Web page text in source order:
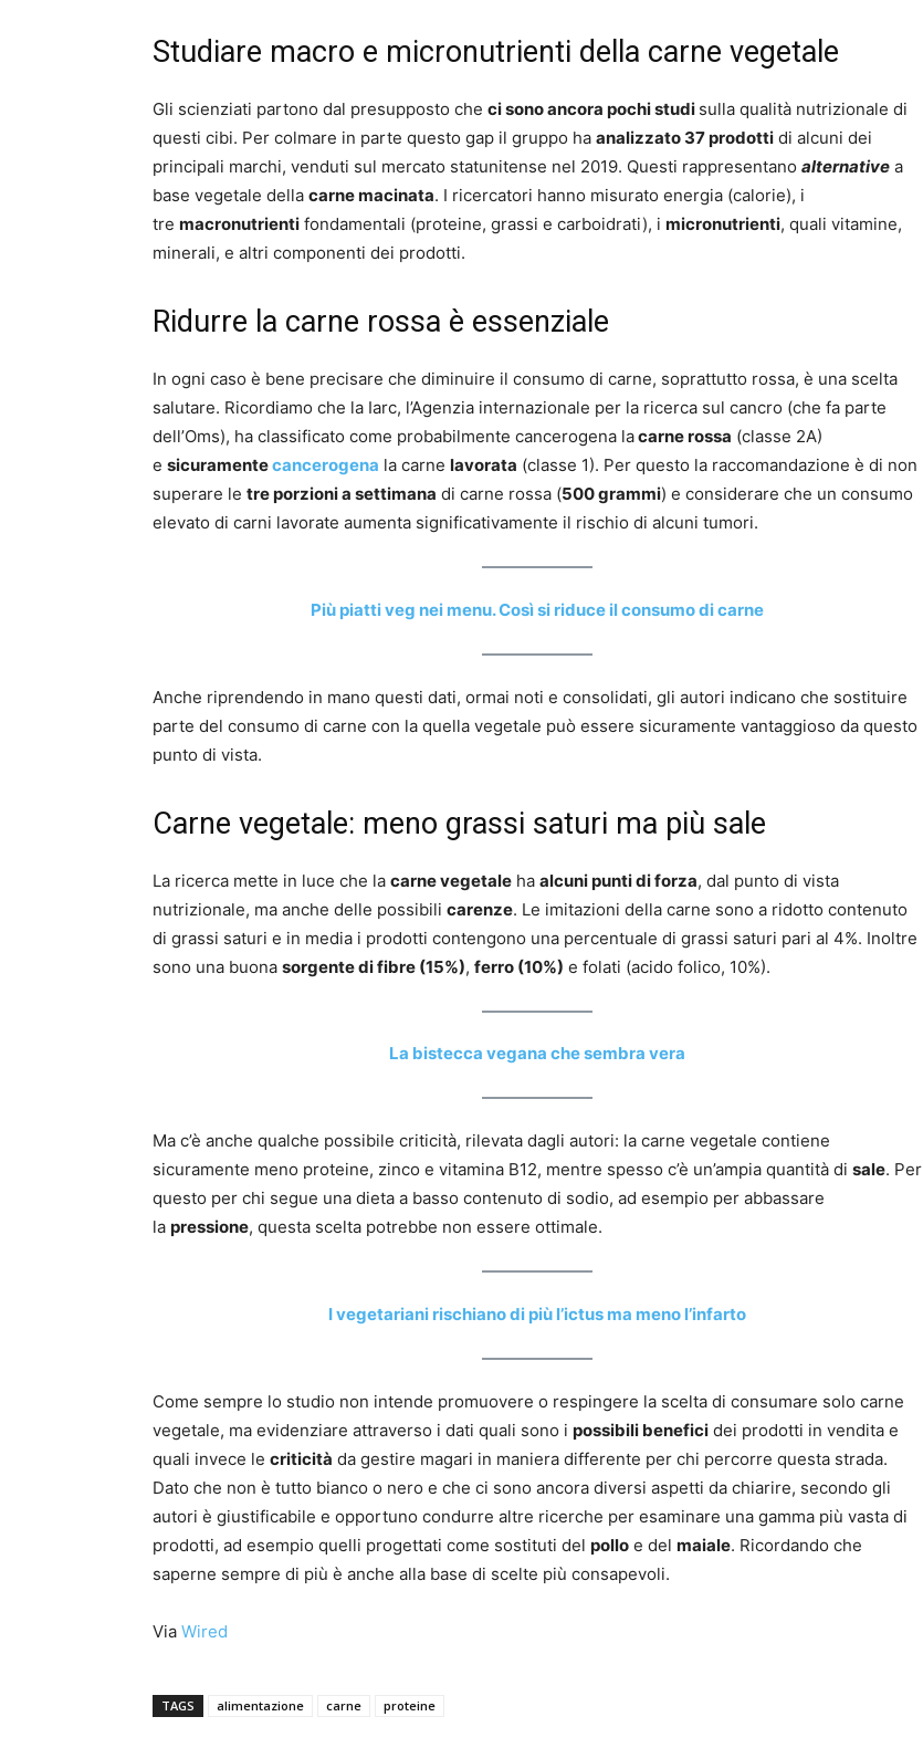
Studiare macro e micronutrienti della carne vegetale
Gli scienziati partono dal presupposto che ci sono ancora pochi studi sulla qualità nutrizionale di
questi cibi. Per colmare in parte questo gap il gruppo ha analizzato 37 prodotti di alcuni dei
principali marchi, venduti sul mercato statunitense nel 2019. Questi rappresentano alternative a
base vegetale della carne macinata. I ricercatori hanno misurato energia (calorie), i
tre macronutrienti fondamentali (proteine, grassi e carboidrati), i micronutrienti, quali vitamine,
minerali, e altri componenti dei prodotti.
Ridurre la carne rossa è essenziale
In ogni caso è bene precisare che diminuire il consumo di carne, soprattutto rossa, è una scelta
salutare. Ricordiamo che la Iarc, l’Agenzia internazionale per la ricerca sul cancro (che fa parte
dell’Oms), ha classificato come probabilmente cancerogena lacarne rossa (classe 2A)
e sicuramentecancerogena la carne lavorata (classe 1). Per questo la raccomandazione è di non
superare le tre porzioni a settimana di carne rossa (500 grammi) e considerare che un consumo
elevato di carni lavorate aumenta significativamente il rischio di alcuni tumori.
Più piatti veg nei menu. Così si riduce il consumo di carne
Anche riprendendo in mano questi dati, ormai noti e consolidati, gli autori indicano che sostituire
parte del consumo di carne con la quella vegetale può essere sicuramente vantaggioso da questo
punto di vista.
Carne vegetale: meno grassi saturi ma più sale
La ricerca mette in luce che la carne vegetale ha alcuni punti di forza, dal punto di vista
nutrizionale, ma anche delle possibili carenze. Le imitazioni della carne sono a ridotto contenuto
di grassi saturi e in media i prodotti contengono una percentuale di grassi saturi pari al 4%. Inoltre
sono una buona sorgente di fibre (15%), ferro (10%) e folati (acido folico, 10%).
La bistecca vegana che sembra vera
Ma c’è anche qualche possibile criticità, rilevata dagli autori: la carne vegetale contiene
sicuramente meno proteine, zinco e vitamina B12, mentre spesso c’è un’ampia quantità di sale. Per
questo per chi segue una dieta a basso contenuto di sodio, ad esempio per abbassare
la pressione, questa scelta potrebbe non essere ottimale.
I vegetariani rischiano di più l’ictus ma meno l’infarto
Come sempre lo studio non intende promuovere o respingere la scelta di consumare solo carne
vegetale, ma evidenziare attraverso i dati quali sono i possibili benefici dei prodotti in vendita e
quali invece le criticità da gestire magari in maniera differente per chi percorre questa strada.
Dato che non è tutto bianco o nero e che ci sono ancora diversi aspetti da chiarire, secondo gli
autori è giustificabile e opportuno condurre altre ricerche per esaminare una gamma più vasta di
prodotti, ad esempio quelli progettati come sostituti del pollo e del maiale. Ricordando che
saperne sempre di più è anche alla base di scelte più consapevoli.
Via Wired
TAGS alimentazione carne proteine